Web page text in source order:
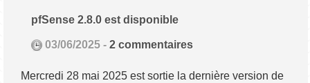
pfSense 2.8.0 est disponible
03/06/2025 -2 commentaires
Mercredi 28 mai 2025 est sortie la dernière version de